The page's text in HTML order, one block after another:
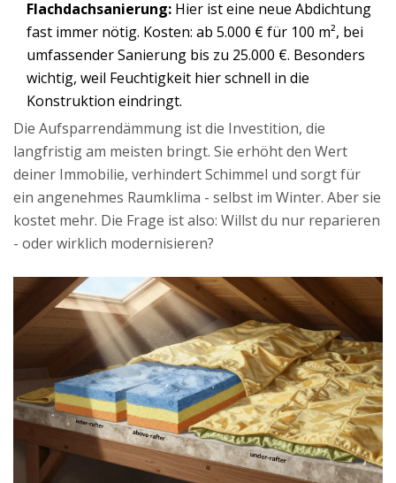
Flachdachsanierung: Hier ist eine neue Abdichtung
fast immer nötig. Kosten: ab 5.000 € für 100 m², bei
umfassender Sanierung bis zu 25.000 €. Besonders
wichtig, weil Feuchtigkeit hier schnell in die
Konstruktion eindringt.
Die Aufsparrendämmung ist die Investition, die
langfristig am meisten bringt. Sie erhöht den Wert
deiner Immobilie, verhindert Schimmel und sorgt für
ein angenehmes Raumklima - selbst im Winter. Aber sie
kostet mehr. Die Frage ist also: Willst du nur reparieren
- oder wirklich modernisieren?